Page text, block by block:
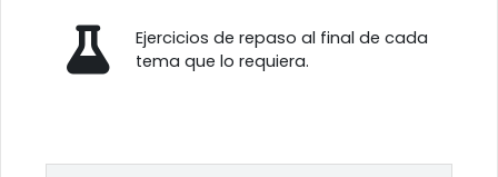
Ejercicios de repaso al final de cada
tema que lo requiera.